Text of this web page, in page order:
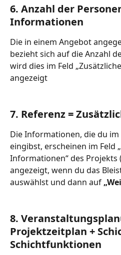
6. Anzahl der
Informationen
Die in einem Angebot
bezieht sich auf die Anzahl
wird dies im Feld
angezeigt
7. Referenz =
Die Informationen, die du im
eingibst, erscheinen im Feld
Informationen“ des Projekts
angezeigt, wenn du das
auswählst und dann auf
8.
Projektzeitplan +
Schichtfunktionen